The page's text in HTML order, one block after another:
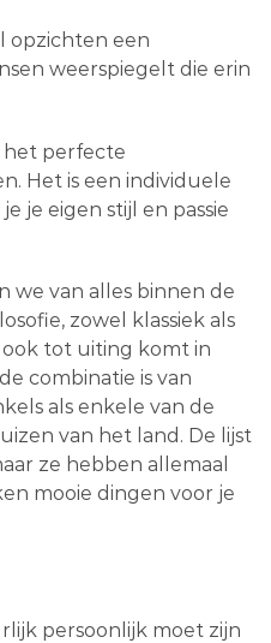
opzichten een
weerspiegelt die erin
het perfecte
Het is een individuele
je eigen stijl en passie
we van alles binnen de
zowel klassiek als
tot uiting komt in
combinatie is van
als enkele van de
van het land. De lijst
ze hebben allemaal
mooie dingen voor je
persoonlijk moet zijn